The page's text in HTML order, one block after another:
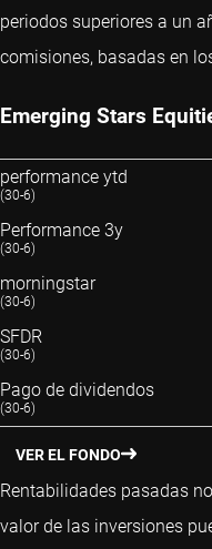
periodos superiores a un
comisiones, basadas en
Emerging Stars
performance ytd
(30-6)
Performance 3y
(30-6)
morningstar
(30-6)
SFDR
(30-6)
Pago de dividendos
(30-6)
VER EL FONDO
Rentabilidades pasadas
valor de las inversiones